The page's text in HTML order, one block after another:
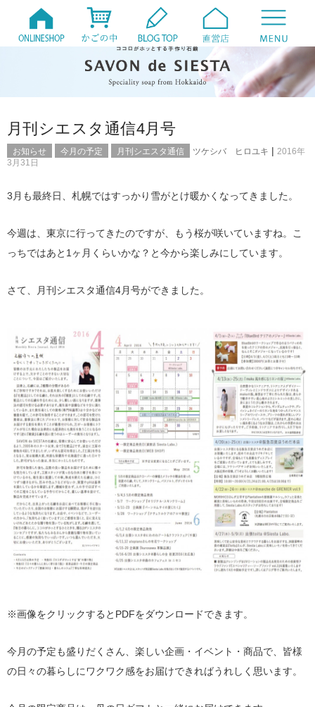
月刊シエスタ通信4月号
お知らせ 今月の予定 月刊シエスタ通信 ツケシバ ヒロユキ | 2016年
3月31日
3月も最終日、札幌ではすっかり雪がとけ暖かくなってきました。
今週は、東京に行ってきたのですが、もう桜が咲いていますね。こ
っちではあと1ヶ月くらいかな？と今から楽しみにしています。
さて、月刊シエスタ通信4月号ができました。
※画像をクリックするとPDFをダウンロードできます。
今月の予定も盛りだくさん、楽しい企画・イベント・商品で、皆様
の日々の暮らしにワクワク感をお届けできればうれしく思います。